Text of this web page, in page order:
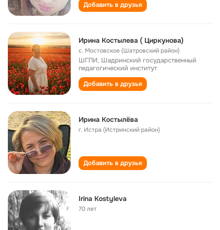
Добавить в друзья
Ирина Костылева ( Циркунова)
с. Мостовское (Шатровский район)
ШГПИ, Шадринский государственный
педагогический институт
Добавить в друзья
Ирина Костылёва
г. Истра (Истринский район)
Добавить в друзья
Irina Kostyleva
70 лет